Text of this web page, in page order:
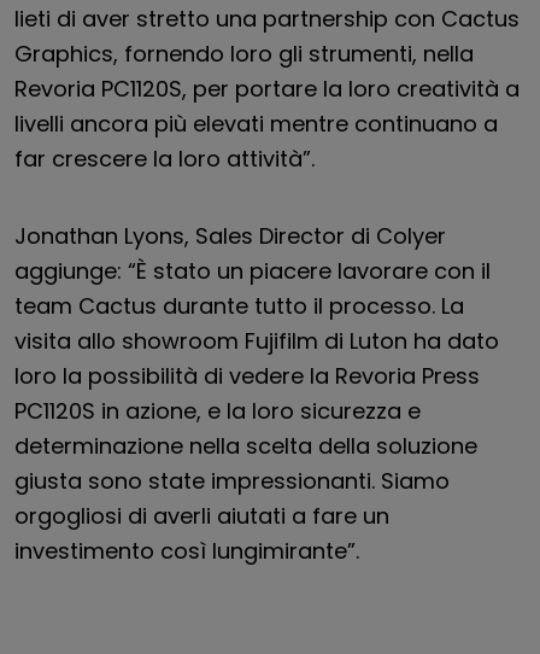
lieti di aver stretto una partnership con Cactus
Graphics, fornendo loro gli strumenti, nella
Revoria PC1120S, per portare la loro creatività a
livelli ancora più elevati mentre continuano a
far crescere la loro attività”.
Jonathan Lyons, Sales Director di Colyer
aggiunge: “È stato un piacere lavorare con il
team Cactus durante tutto il processo. La
visita allo showroom Fujifilm di Luton ha dato
loro la possibilità di vedere la Revoria Press
PC1120S in azione, e la loro sicurezza e
determinazione nella scelta della soluzione
giusta sono state impressionanti. Siamo
orgogliosi di averli aiutati a fare un
investimento così lungimirante”.